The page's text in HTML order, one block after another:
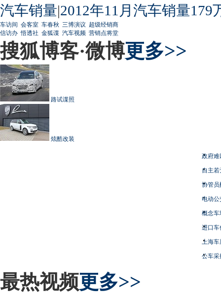
汽车销量|2012年11月汽车销量179
车访间 会客室 车春秋 三博演议 超级经销商
信访办 悟透社 金狐谍 汽车视频 营销点将堂
搜狐博客·微博更多>>
路试谍照
炫酷改装
政府难
自主
协管员
电动
概念车
进口车
上海
公车采
最热视频更多>>